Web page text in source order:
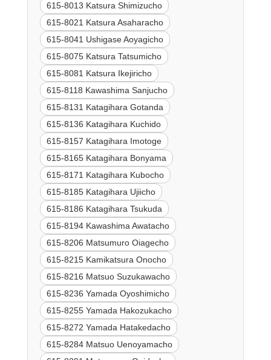
615-8013 Katsura Shimizucho
615-8021 Katsura Asaharacho
615-8041 Ushigase Aoyagicho
615-8075 Katsura Tatsumicho
615-8081 Katsura Ikejiricho
615-8118 Kawashima Sanjucho
615-8131 Katagihara Gotanda
615-8136 Katagihara Kuchido
615-8157 Katagihara Imotoge
615-8165 Katagihara Bonyama
615-8171 Katagihara Kubocho
615-8185 Katagihara Ujiicho
615-8186 Katagihara Tsukuda
615-8194 Kawashima Awatacho
615-8206 Matsumuro Oiagecho
615-8215 Kamikatsura Onocho
615-8216 Matsuo Suzukawacho
615-8236 Yamada Oyoshimicho
615-8255 Yamada Hakozukacho
615-8272 Yamada Hatakedacho
615-8284 Matsuo Uenoyamacho